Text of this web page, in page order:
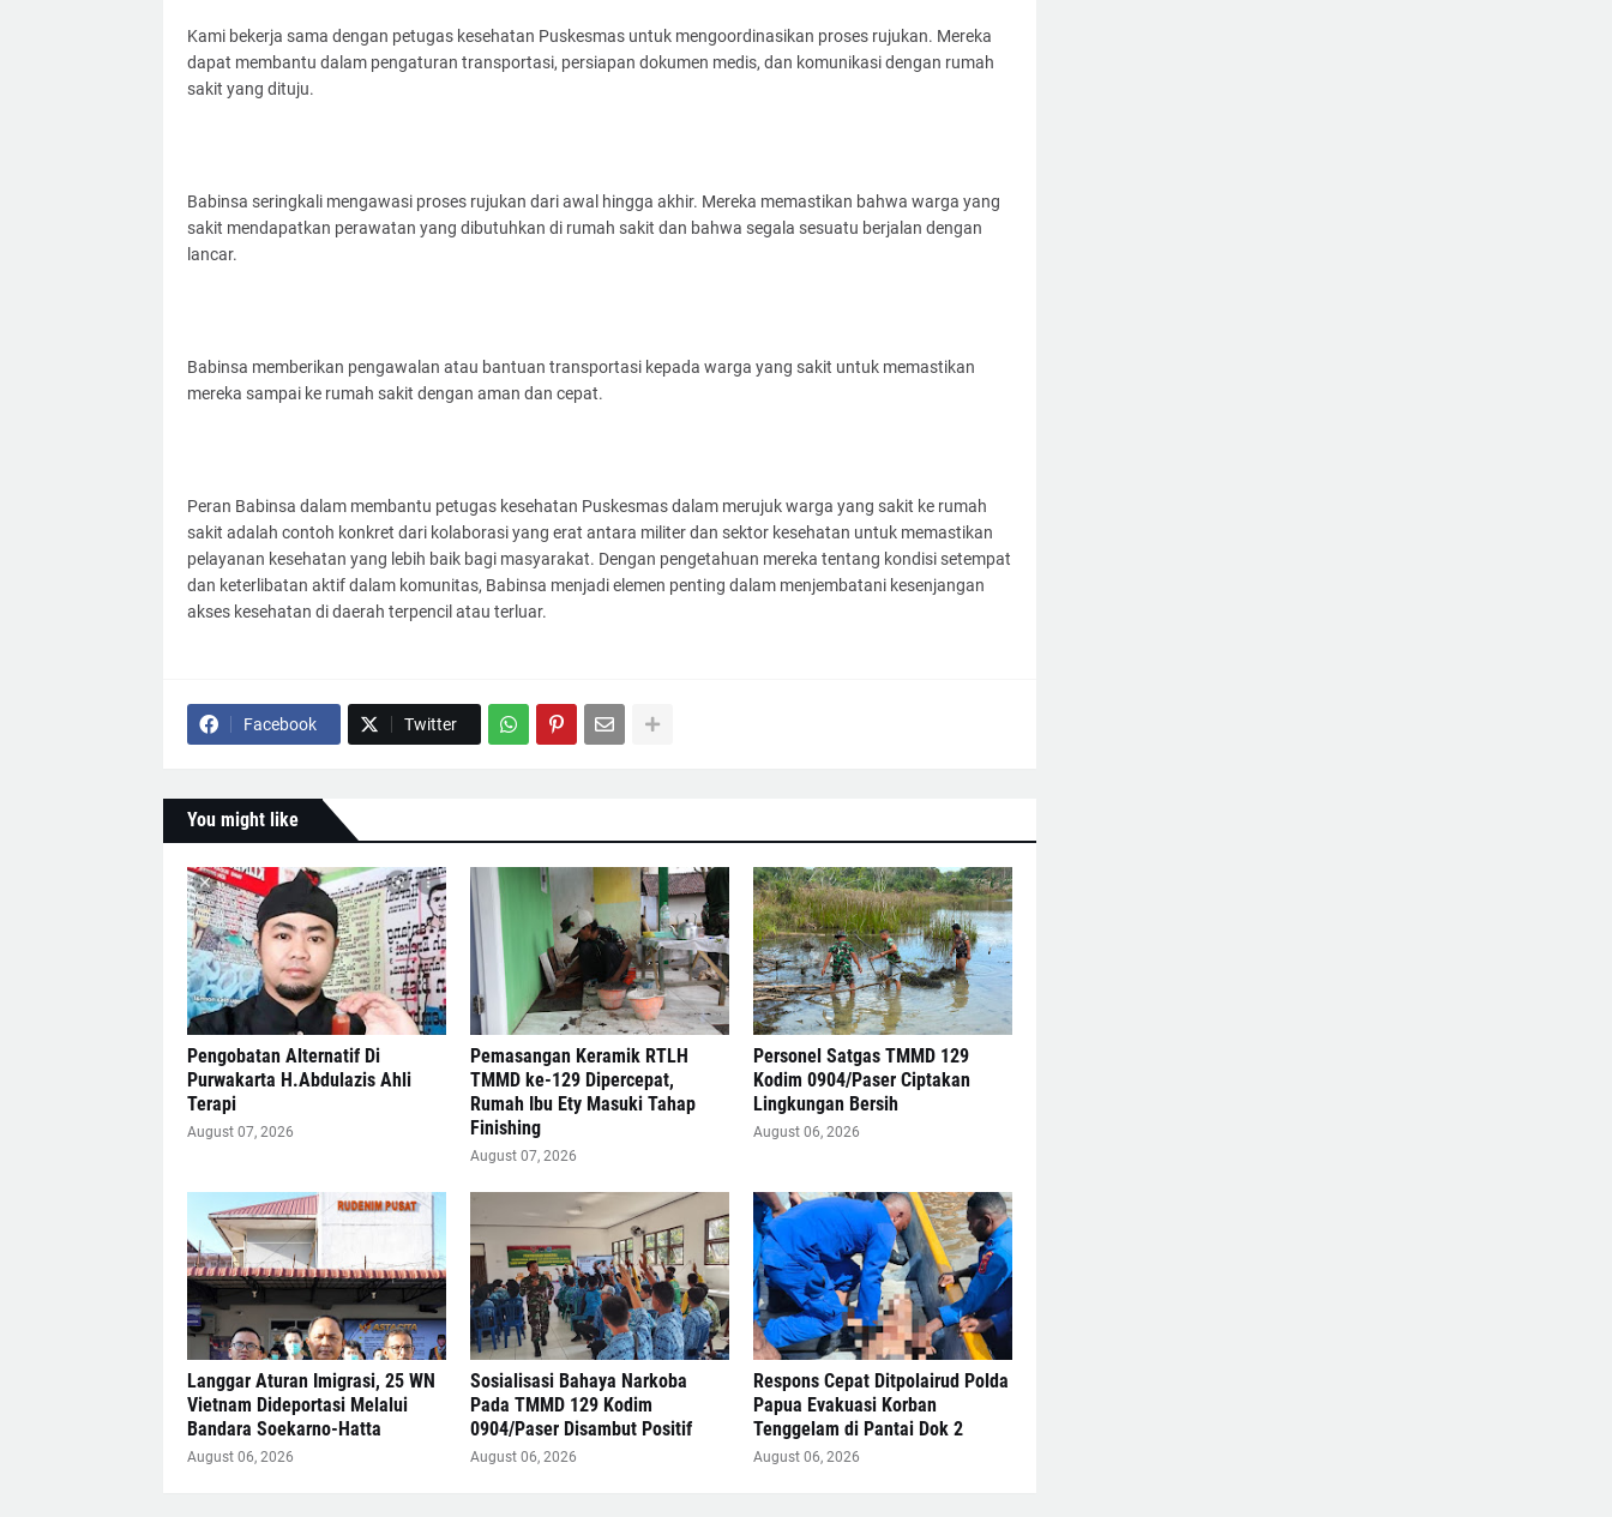
Kami bekerja sama dengan petugas kesehatan Puskesmas untuk mengoordinasikan proses rujukan. Mereka
dapat membantu dalam pengaturan transportasi, persiapan dokumen medis, dan komunikasi dengan rumah
sakit yang dituju.
Babinsa seringkali mengawasi proses rujukan dari awal hingga akhir. Mereka memastikan bahwa warga yang
sakit mendapatkan perawatan yang dibutuhkan di rumah sakit dan bahwa segala sesuatu berjalan dengan
lancar.
Babinsa memberikan pengawalan atau bantuan transportasi kepada warga yang sakit untuk memastikan
mereka sampai ke rumah sakit dengan aman dan cepat.
Peran Babinsa dalam membantu petugas kesehatan Puskesmas dalam merujuk warga yang sakit ke rumah
sakit adalah contoh konkret dari kolaborasi yang erat antara militer dan sektor kesehatan untuk memastikan
pelayanan kesehatan yang lebih baik bagi masyarakat. Dengan pengetahuan mereka tentang kondisi setempat
dan keterlibatan aktif dalam komunitas, Babinsa menjadi elemen penting dalam menjembatani kesenjangan
akses kesehatan di daerah terpencil atau terluar.
Facebook Twitter
You might like
Pengobatan Alternatif Di
Purwakarta H.Abdulazis Ahli
Terapi
August 07, 2026
Pemasangan Keramik RTLH
TMMD ke-129 Dipercepat,
Rumah Ibu Ety Masuki Tahap
Finishing
August 07, 2026
Personel Satgas TMMD 129
Kodim 0904/Paser Ciptakan
Lingkungan Bersih
August 06, 2026
Langgar Aturan Imigrasi, 25 WN
Vietnam Dideportasi Melalui
Bandara Soekarno-Hatta
August 06, 2026
Sosialisasi Bahaya Narkoba
Pada TMMD 129 Kodim
0904/Paser Disambut Positif
August 06, 2026
Respons Cepat Ditpolairud Polda
Papua Evakuasi Korban
Tenggelam di Pantai Dok 2
August 06, 2026